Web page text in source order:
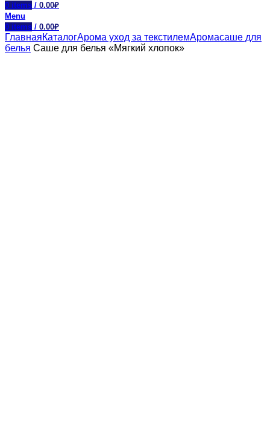
0 items / 0.00₽
Menu
0 items / 0.00₽
ГлавнаяКаталогАрома уход за текстилемАромасаше для
белья Саше для белья «Мягкий хлопок»